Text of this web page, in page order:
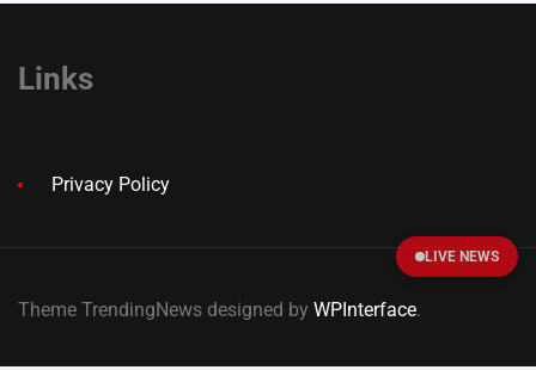
Links
Privacy Policy
Theme TrendingNews designed by WPInterface.
LIVE NEWS